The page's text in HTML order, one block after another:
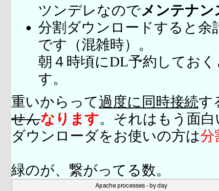
ツンデレなのでメンテナ
分割ダウンロードすると余
です（混雑時）。
朝４時頃にDL予約してお
す。
重いからって過度に同時接続す
せんなります。それはもう面
ダウンローダをお使いの方は分
緑のが、繋がってる数。